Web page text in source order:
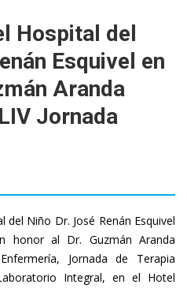
Hospital del
Esquivel en
Aranda
Jornada
Niño Dr. José Renán Esquivel
honor al Dr. Guzmán Aranda
Jornada de Terapia
Integral, en el Hotel